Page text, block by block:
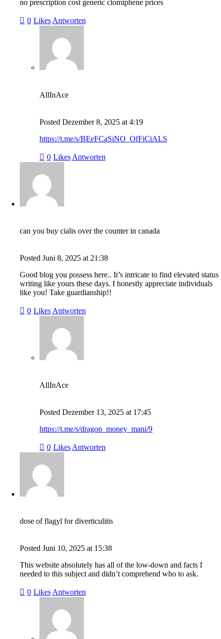
no prescription cost generic clomiphene prices
0 Likes Antworten
AllInAce
Posted Dezember 8, 2025 at 4:19
https://t.me/s/BEeFCaSiNO_OfFiCiALS
0 Likes Antworten
can you buy cialis over the counter in canada
Posted Juni 8, 2025 at 21:38
Good blog you possess here.. It’s intricate to find elevated status
writing like yours these days. I honestly appreciate individuals
like you! Take guardianship!!
0 Likes Antworten
AllInAce
Posted Dezember 13, 2025 at 17:45
https://t.me/s/dragon_money_mani/9
0 Likes Antworten
dose of flagyl for diverticulitis
Posted Juni 10, 2025 at 15:38
This website absolutely has all of the low-down and facts I
needed to this subject and didn’t comprehend who to ask.
0 Likes Antworten